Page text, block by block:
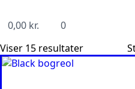
0,00 kr.
0
Viser 15 resultater